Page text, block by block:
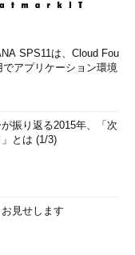
SPS11は、Cloud Fou
でアプリケーション環境
振り返る2015年、「次
」とは (1/3)
見せします